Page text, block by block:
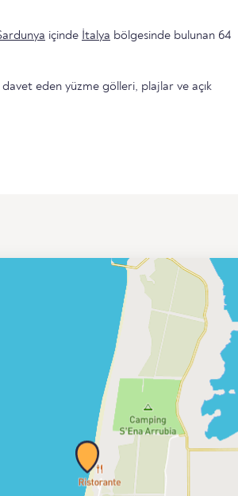
içinde İtalya bölgesinde bulunan 64
eden yüzme gölleri, plajlar ve açık